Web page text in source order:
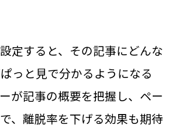
定すると、その記事にどんな
っと見で分かるようになる
が記事の概要を把握し、ペー
、離脱率を下げる効果も期待